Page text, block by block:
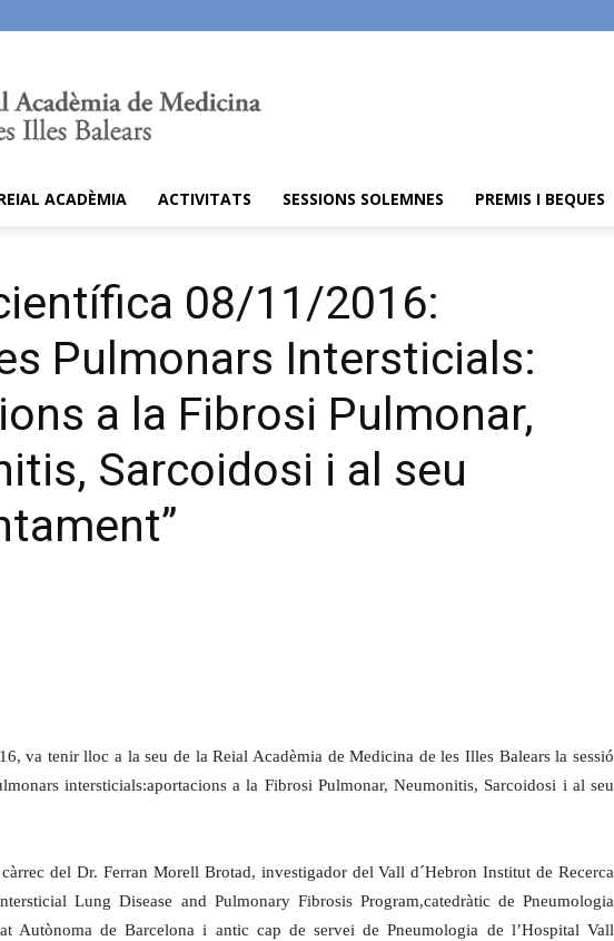
ACADÈMIA ACTIVITATS SESSIONS SOLEMNES PREMIS I BEQUES
08/11/2016:
Pulmonars Intersticials:
a la Fibrosi Pulmonar,
Sarcoidosi i al seu
va tenir lloc a la seu de la Reial Acadèmia de Medicina de les Illes Balears la sessió
intersticials:aportacions a la Fibrosi Pulmonar, Neumonitis, Sarcoidosi i al seu
del Dr. Ferran Morell Brotad, investigador del Vall d´Hebron Institut de Recerca
Lung Disease and Pulmonary Fibrosis Program,catedràtic de Pneumologia
Autònoma de Barcelona i antic cap de servei de Pneumologia de l’Hospital Vall